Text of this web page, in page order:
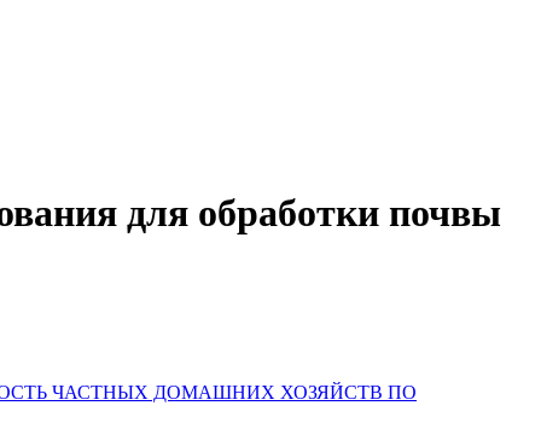
для обработки почвы
ЧАСТНЫХ ДОМАШНИХ ХОЗЯЙСТВ ПО